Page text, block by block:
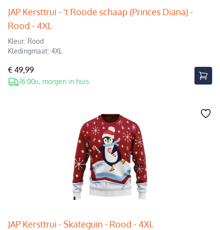
JAP Kersttrui - 't Roode schaap (Princes Diana) -
Rood - 4XL
Kleur: Rood
Kledingmaat: 4XL
€ 49,99
16.00u, morgen in huis
JAP Kersttrui - Skateguïn - Rood - 4XL